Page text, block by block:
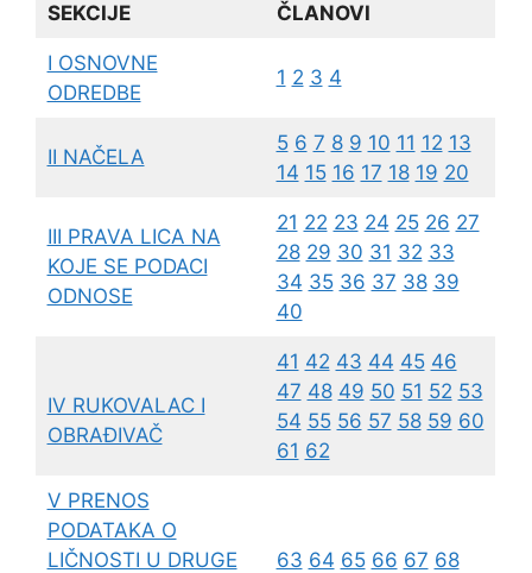
SEKCIJE ČLANOVI
I OSNOVNE
ODREDBE
1 2 3 4
II NAČELA
5 6 7 8 9 10 11 12 13
14 15 16 17 18 19 20
III PRAVA LICA NA
KOJE SE PODACI
ODNOSE
21 22 23 24 25 26 27
28 29 30 31 32 33
34 35 36 37 38 39
40
IV RUKOVALAC I
OBRAĐIVAČ
41 42 43 44 45 46
47 48 49 50 51 52 53
54 55 56 57 58 59 60
61 62
V PRENOS
PODATAKA O
LIČNOSTI U DRUGE
63 64 65 66 67 68